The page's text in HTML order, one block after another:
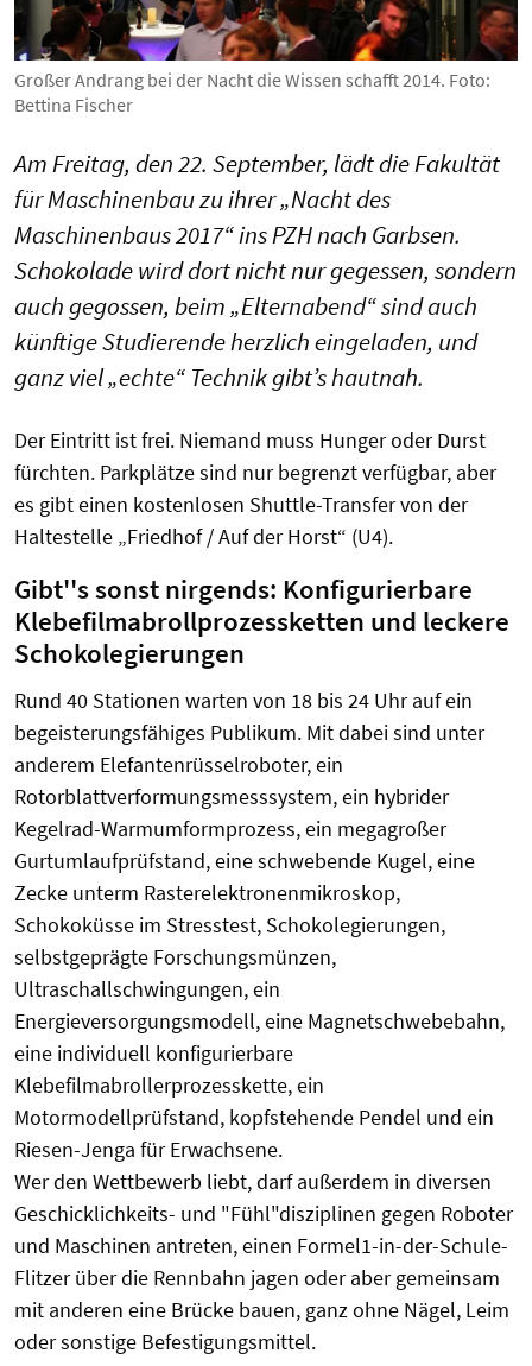
Großer Andrang bei der Nacht die Wissen schafft 2014. Foto:
Bettina Fischer
Am Freitag, den 22. September, lädt die Fakultät
für Maschinenbau zu ihrer „Nacht des
Maschinenbaus 2017“ ins PZH nach Garbsen.
Schokolade wird dort nicht nur gegessen, sondern
auch gegossen, beim „Elternabend“ sind auch
künftige Studierende herzlich eingeladen, und
ganz viel „echte“ Technik gibt’s hautnah.
Der Eintritt ist frei. Niemand muss Hunger oder Durst
fürchten. Parkplätze sind nur begrenzt verfügbar, aber
es gibt einen kostenlosen Shuttle-Transfer von der
Haltestelle „Friedhof / Auf der Horst“ (U4).
Gibt''s sonst nirgends: Konfigurierbare
Klebefilmabrollprozessketten und leckere
Schokolegierungen
Rund 40 Stationen warten von 18 bis 24 Uhr auf ein
begeisterungsfähiges Publikum. Mit dabei sind unter
anderem Elefantenrüsselroboter, ein
Rotorblattverformungsmesssystem, ein hybrider
Kegelrad-Warmumformprozess, ein megagroßer
Gurtumlaufprüfstand, eine schwebende Kugel, eine
Zecke unterm Rasterelektronenmikroskop,
Schokoküsse im Stresstest, Schokolegierungen,
selbstgeprägte Forschungsmünzen,
Ultraschallschwingungen, ein
Energieversorgungsmodell, eine Magnetschwebebahn,
eine individuell konfigurierbare
Klebefilmabrollerprozesskette, ein
Motormodellprüfstand, kopfstehende Pendel und ein
Riesen-Jenga für Erwachsene.
Wer den Wettbewerb liebt, darf außerdem in diversen
Geschicklichkeits- und "Fühl"disziplinen gegen Roboter
und Maschinen antreten, einen Formel1-in-der-Schule-
Flitzer über die Rennbahn jagen oder aber gemeinsam
mit anderen eine Brücke bauen, ganz ohne Nägel, Leim
oder sonstige Befestigungsmittel.